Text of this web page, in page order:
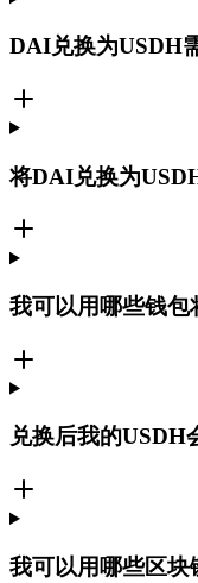
DAI兑换为USDH
将DAI兑换为
我可以用哪些钱包
兑换后我的USDH
我可以用哪些区块